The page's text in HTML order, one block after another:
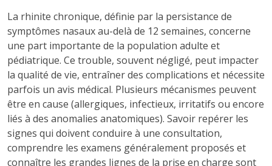
La rhinite chronique, définie par la persistance de
symptômes nasaux au-delà de 12 semaines, concerne
une part importante de la population adulte et
pédiatrique. Ce trouble, souvent négligé, peut impacter
la qualité de vie, entraîner des complications et nécessite
parfois un avis médical. Plusieurs mécanismes peuvent
être en cause (allergiques, infectieux, irritatifs ou encore
liés à des anomalies anatomiques). Savoir repérer les
signes qui doivent conduire à une consultation,
comprendre les examens généralement proposés et
connaître les grandes lignes de la prise en charge sont